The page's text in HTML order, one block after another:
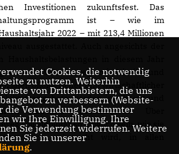
Investitionen zukunftsfest. Das
ist – wie im
2022 – mit 213,4 Millionen
Haushaltsbelastungen in diesem Jahr
unserer Verkehrswege mit Priorität und
ökologischer und wirtschaftlicher
werden intelligent und
Lücken geschlossen. Über
soll Mobilität so möglich sein, wie sie
gebraucht wird, in allen
Cookies, die notwendig
zu nutzen. Weiterhin
von Drittanbietern, die uns
zu verbessern (Website-
die Verwendung bestimmter
wir Ihre Einwilligung. Ihre
Sie jederzeit widerrufen. Weitere
Sie in unserer
.